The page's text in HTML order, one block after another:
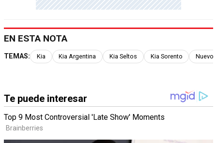
EN ESTA NOTA
TEMAS: Kia Kia Argentina Kia Seltos Kia Sorento Nuevo